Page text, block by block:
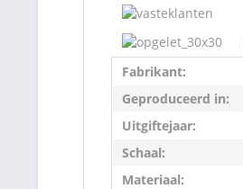
Fabrikant:
Geproduceerd in:
Uitgiftejaar:
Schaal:
Materiaal: